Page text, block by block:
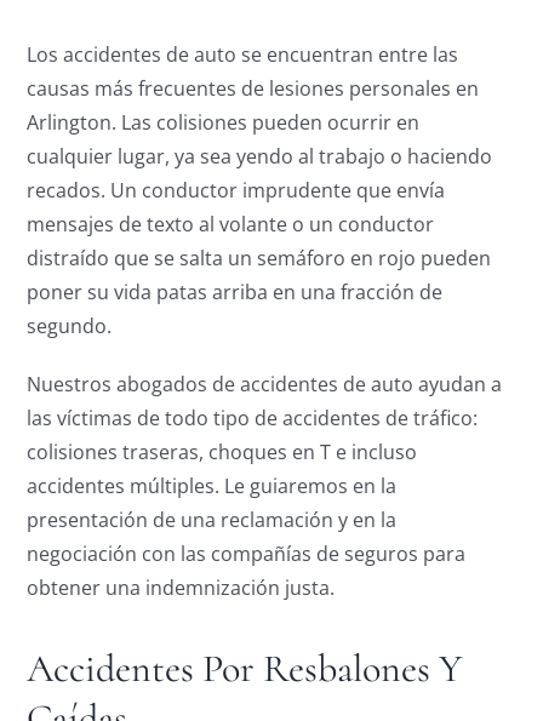
Los accidentes de auto se encuentran entre las
causas más frecuentes de lesiones personales en
Arlington. Las colisiones pueden ocurrir en
cualquier lugar, ya sea yendo al trabajo o haciendo
recados. Un conductor imprudente que envía
mensajes de texto al volante o un conductor
distraído que se salta un semáforo en rojo pueden
poner su vida patas arriba en una fracción de
segundo.
Nuestros abogados de accidentes de auto ayudan a
las víctimas de todo tipo de accidentes de tráfico:
colisiones traseras, choques en T e incluso
accidentes múltiples. Le guiaremos en la
presentación de una reclamación y en la
negociación con las compañías de seguros para
obtener una indemnización justa.
Accidentes Por Resbalones Y